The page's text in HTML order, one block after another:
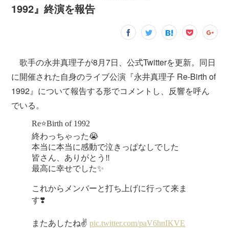
1992』終演を報告
歌手の永井真理子が8月7日、公式Twitterを更新。同日
に開催された自身のライブ公演『永井真理子 Re-Birth of
1992』について報告する形でコメントし、反響を呼ん
でいる。